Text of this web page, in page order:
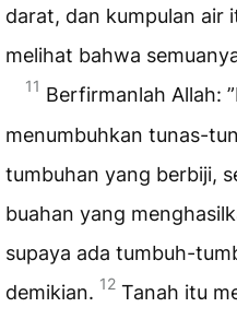
darat, dan kumpulan air
melihat bahwa
11 Berfirmanlah Allah:
menumbuhkan tunas-
tumbuhan yang berbiji,
buahan yang
supaya ada tumbuh-
demikian. 12 Tanah itu